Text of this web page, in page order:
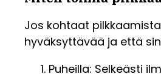
Jos kohtaat
hyväksyttävää ja että
Puheilla: Selkeästi